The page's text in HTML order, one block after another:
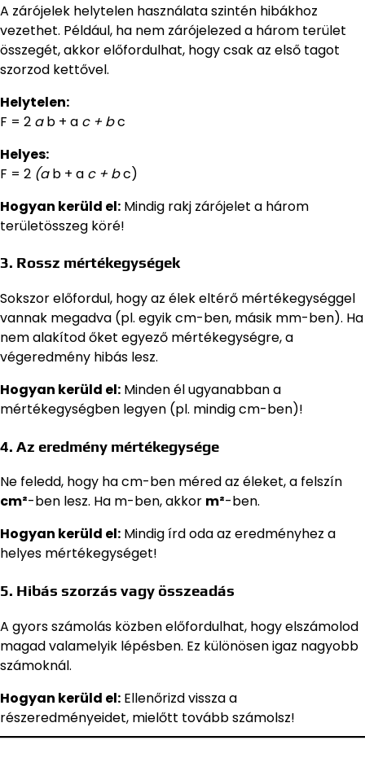
A zárójelek helytelen használata szintén hibákhoz
vezethet. Például, ha nem zárójelezed a három terület
összegét, akkor előfordulhat, hogy csak az első tagot
szorzod kettővel.
Helytelen:
F = 2 ab + a c + bc
Helyes:
F = 2 (ab + a c + bc)
Hogyan kerüld el: Mindig rakj zárójelet a három
területösszeg köré!
3. Rossz mértékegységek
Sokszor előfordul, hogy az élek eltérő mértékegységgel
vannak megadva (pl. egyik cm-ben, másik mm-ben). Ha
nem alakítod őket egyező mértékegységre, a
végeredmény hibás lesz.
Hogyan kerüld el: Minden él ugyanabban a
mértékegységben legyen (pl. mindig cm-ben)!
4. Az eredmény mértékegysége
Ne feledd, hogy ha cm-ben méred az éleket, a felszín
cm²-ben lesz. Ha m-ben, akkor m²-ben.
Hogyan kerüld el: Mindig írd oda az eredményhez a
helyes mértékegységet!
5. Hibás szorzás vagy összeadás
A gyors számolás közben előfordulhat, hogy elszámolod
magad valamelyik lépésben. Ez különösen igaz nagyobb
számoknál.
Hogyan kerüld el: Ellenőrizd vissza a
részeredményeidet, mielőtt tovább számolsz!